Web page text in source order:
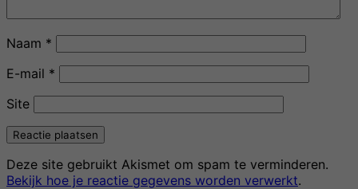
Naam *
E-mail *
Site
Deze site gebruikt Akismet om spam te verminderen.
Bekijk hoe je reactie gegevens worden verwerkt.